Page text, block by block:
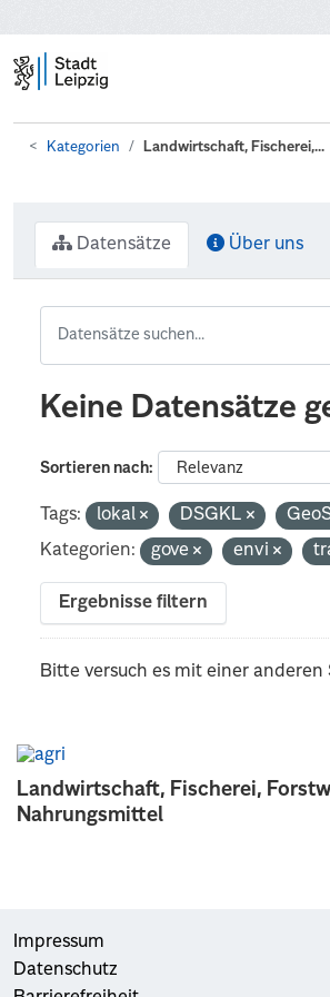
Kategorien Landwirtschaft, Fischerei,...
Landwirtschaft, Fischerei,
Nahrungsmittel
Datensätze Über uns
Keine Datensätze
Sortieren nach
Tags: lokal DSGKL
Kategorien:
gove envi
Ergebnisse filtern
Bitte versuch es mit einer anderen
Impressum
Datenschutz